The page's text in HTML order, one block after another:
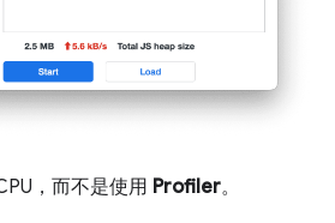
，而不是使用 Profiler。